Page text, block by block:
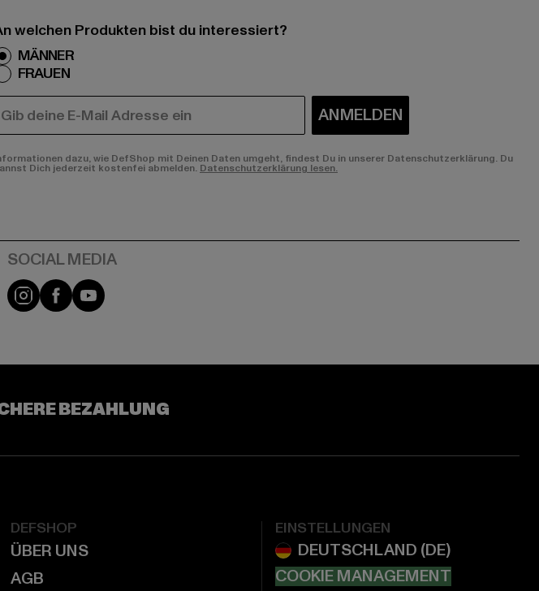
welchen Produkten bist du interessiert?
MÄNNER
FRAUEN
E-MAIL ANMELDEN
dazu, wie DefShop mit Deinen Daten umgeht, findest Du in unserer Datenschutzerklärung. Du
Dich jederzeit kostenfei abmelden. Datenschutzerklärung lesen.
Instagram
FacebookYouTube
BEZAHLUNG
DEFSHOP
ÜBER UNS
AGB
EINSTELLUNGEN
COOKIE MANAGEMENT